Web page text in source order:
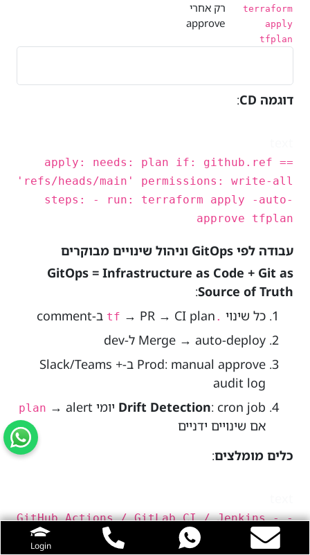
Login
terraform
apply
tfplan
רק אחרי
approve
דוגמה CD :
apply: needs: plan if: github.ref ==
'refs/heads/main' permissions: write-all
steps: - run: terraform apply -auto-
approve tfplan
עבודה לפי GitOps וניהול שינויים מבוקרים
GitOps = Infrastructure as Code + Git as
Source of Truth
:
כל שינוי .tf → PR → CI plan ב-comment
Merge → auto-deploy ל-dev
Prod: manual approve ב-Slack/Teams +
audit log
Drift Detection: cron job יומי plan → alert
אם שינויים ידניים
כלים מומלצים:
- GitHub Actions / GitLab CI / Jenkins -
Atlantis / Terragrunt (multi-env) -